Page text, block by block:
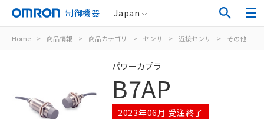
制御機器 Japan
Home > 商品情報 > 商品カテゴリ > センサ > 近接センサ > その他
パワーカプラ
B7AP
2023年06月 受注終了